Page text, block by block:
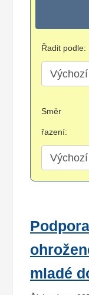
Řadit podle:
Směr
řazení:
mladé